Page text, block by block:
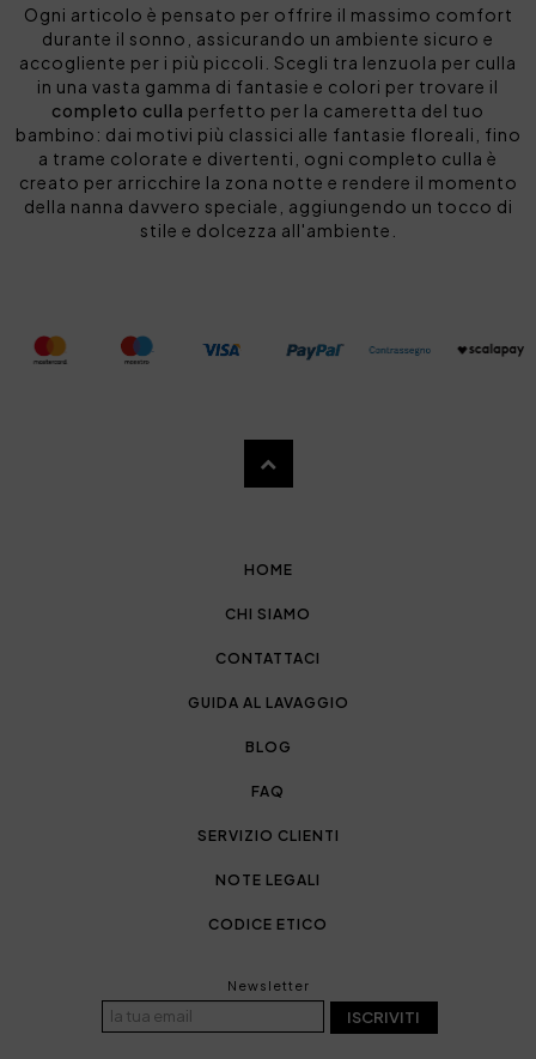
Ogni articolo è pensato per offrire il massimo comfort
durante il sonno, assicurando un ambiente sicuro e
accogliente per i più piccoli. Scegli tra lenzuola per culla
in una vasta gamma di fantasie e colori per trovare il
completo culla perfetto per la cameretta del tuo
bambino: dai motivi più classici alle fantasie floreali, fino
a trame colorate e divertenti, ogni completo culla è
creato per arricchire la zona notte e rendere il momento
della nanna davvero speciale, aggiungendo un tocco di
stile e dolcezza all'ambiente.
HOME
CHI SIAMO
CONTATTACI
GUIDA AL LAVAGGIO
BLOG
FAQ
SERVIZIO CLIENTI
NOTE LEGALI
CODICE ETICO
Newsletter
ISCRIVITI